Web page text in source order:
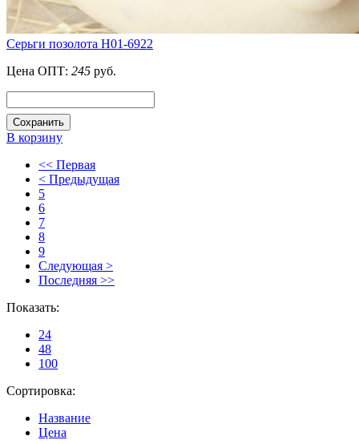
Серьги позолота H01-6922
Цена ОПТ: 245 руб.
Сохранить
В корзину
<< Первая
< Предыдущая
5
6
7
8
9
Следующая >
Последняя >>
Показать:
24
48
100
Сортировка:
Название
Цена